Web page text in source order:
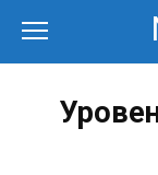
контенту